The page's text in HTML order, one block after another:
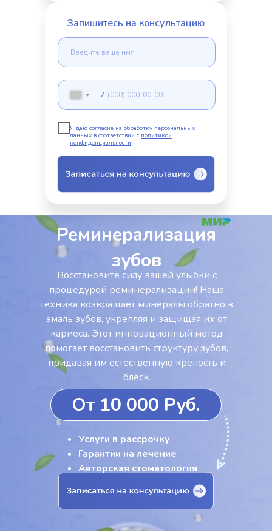
Запишитесь на консультацию
+7
Я даю согласие на обработку персональных
данных в соответствии с политикой
конфиденциальности
Реминерализация
зубов
Восстановите силу вашей улыбки с
процедурой реминерализации! Наша
техника возвращает минералы обратно в
эмаль зубов, укрепляя и защищая их от
кариеса. Этот инновационный метод
помогает восстановить структуру зубов,
придавая им естественную крепость и
блеск.
Услуги в рассрочку
Гарантии на лечение
Авторская стоматология
От 10 000 Руб.